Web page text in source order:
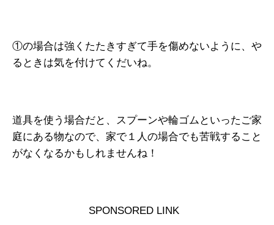
①の場合は強くたたきすぎて手を傷めないように、や
るときは気を付けてくだいね。
道具を使う場合だと、スプーンや輪ゴムといったご家
庭にある物なので、家で１人の場合でも苦戦すること
がなくなるかもしれませんね！
SPONSORED LINK